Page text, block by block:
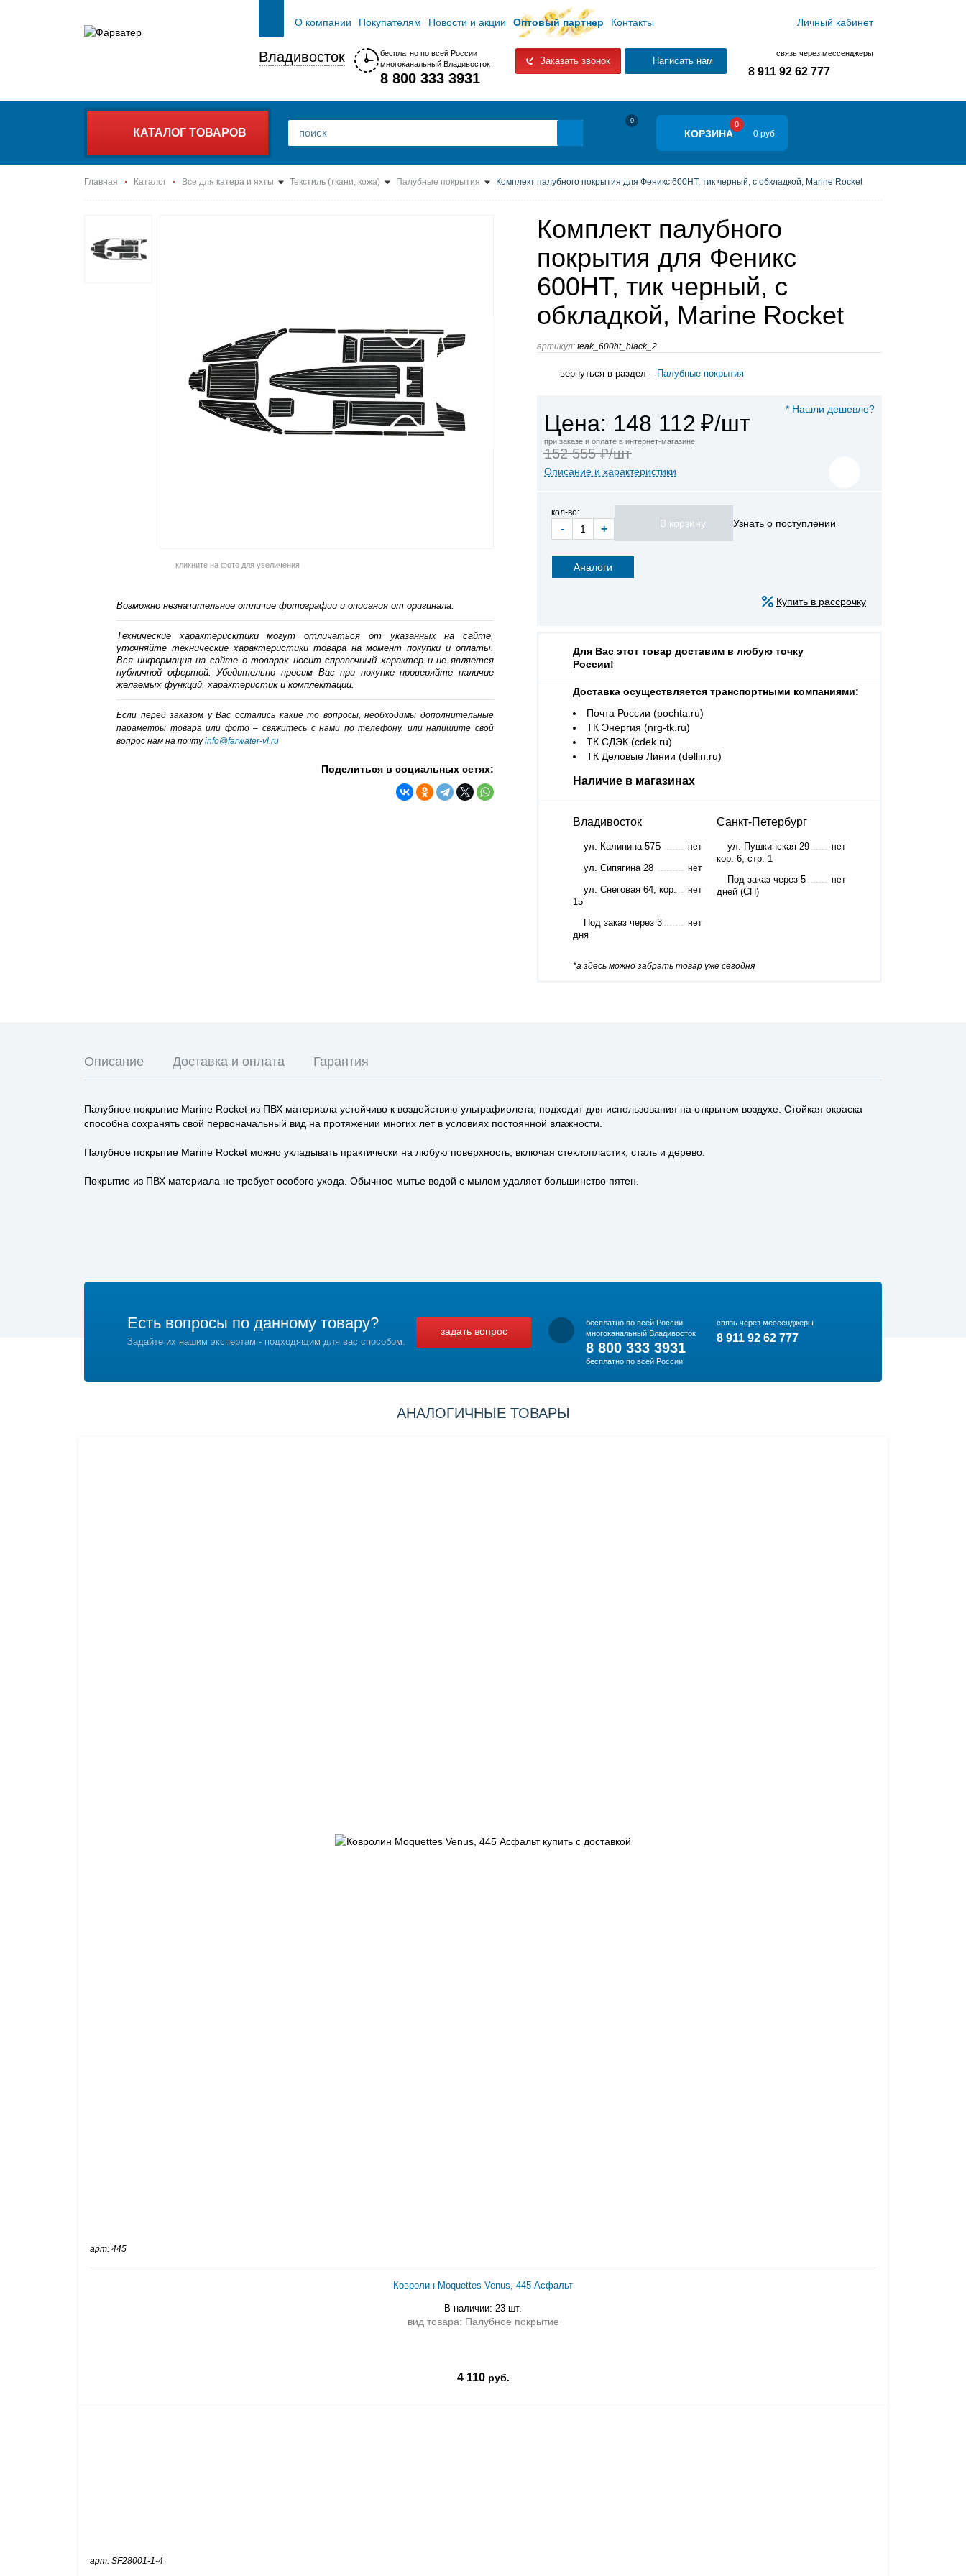
О компании Покупателям Новости и акции Оптовый партнер Контакты Личный кабинет
Владивосток
бесплатно по всей России
многоканальный Владивосток
8 800 333 3931
Заказать звонок Написать нам
связь через мессенджеры
8 911 92 62 777
КАТАЛОГ ТОВАРОВ
0
КОРЗИНА
0
0 руб.
Главная Каталог Все для катера и яхты Текстиль (ткани, кожа) Палубные покрытия Комплект палубного покрытия для Феникс 600HT, тик черный, с обкладкой, Marine Rocket
Комплект палубного
покрытия для Феникс
600HT, тик черный, с
обкладкой, Marine Rocket
артикул: teak_600ht_black_2
вернуться в раздел – Палубные покрытия
кликните на фото для увеличения
Возможно незначительное отличие фотографии и описания от оригинала.
Технические характерисктики могут отличаться от указанных на сайте,
уточняйте технические характеристики товара на момент покупки и оплаты.
Вся информация на сайте о товарах носит справочный характер и не является
публичной офертой. Убедительно просим Вас при покупке проверяйте наличие
желаемых функций, характеристик и комплектации.
Если перед заказом у Вас остались какие то вопросы, необходимы дополнительные
параметры товара или фото – cвяжитесь с нами по телефону, или напишите свой
вопрос нам на почтуinfo@farwater-vl.ru
Поделиться в социальных сетях:
* Нашли дешевле?
Цена: 148 112 ₽/шт
при заказе и оплате в интернет-магазине
152 555 ₽/шт
Описание и характеристики
кол-во:
- + Узнать о поступлении
Аналоги
Купить в рассрочку
Для Вас этот товар доставим в любую точку
России!
Доставка осуществляется транспортными компаниями:
Почта России (pochta.ru)
ТК Энергия (nrg-tk.ru)
ТК СДЭК (cdek.ru)
ТК Деловые Линии (dellin.ru)
Наличие в магазинах
Владивосток
ул. Калинина 57Б нет
ул. Сипягина 28 нет
ул. Снеговая 64, кор.
15
нет
Под заказ через 3
дня
нет
Санкт-Петербург
ул. Пушкинская 29
кор. 6, стр. 1
нет
Под заказ через 5
дней (СП)
нет
*а здесь можно забрать товар уже сегодня
Описание Доставка и оплата Гарантия
Палубное покрытие Marine Rocket из ПВХ материала устойчиво к воздействию ультрафиолета, подходит для использования на открытом воздухе. Стойкая окраска
способна сохранять свой первоначальный вид на протяжении многих лет в условиях постоянной влажности.
Палубное покрытие Marine Rocket можно укладывать практически на любую поверхность, включая стеклопластик, сталь и дерево.
Покрытие из ПВХ материала не требует особого ухода. Обычное мытье водой с мылом удаляет большинство пятен.
Есть вопросы по данному товару?
Задайте их нашим экспертам - подходящим для вас способом.
задать вопрос
бесплатно по всей России
многоканальный Владивосток
8 800 333 3931
бесплатно по всей России
связь через мессенджеры
8 911 92 62 777
АНАЛОГИЧНЫЕ ТОВАРЫ
арт: 445
Ковролин Moquettes Venus, 445 Асфальт
В наличии: 23 шт.
вид товара: Палубное покрытие
4 110руб.
арт: SF28001-1-4